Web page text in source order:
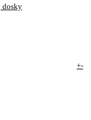
dosky
+-